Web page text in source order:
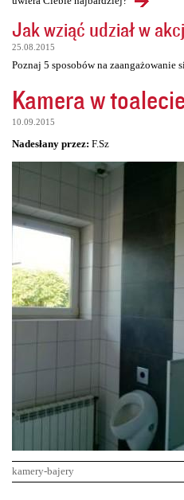
Jak wziąć udział w
25.08.2015
Poznaj 5 sposobów na zaangażowanie
Kamera w toalecie
10.09.2015
Nadesłany przez: F.Sz
kamery-bajery